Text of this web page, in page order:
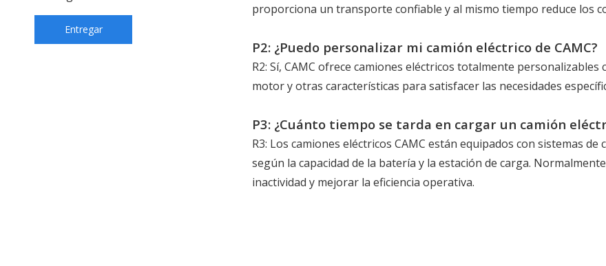
Entregar
proporciona un transporte confiable y al mismo tiempo reduce los
P2: ¿Puedo personalizar mi camión eléctrico de CAMC?
R2: Sí, CAMC ofrece camiones eléctricos totalmente
motor y otras características para satisfacer las necesidades
P3: ¿Cuánto tiempo se tarda en cargar un camión
R3: Los camiones eléctricos CAMC están equipados con sistemas
según la capacidad de la batería y la estación de carga.
inactividad y mejorar la eficiencia operativa.